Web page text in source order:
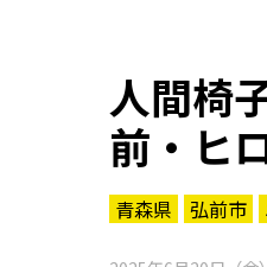
人間椅
前・ヒ
青森県 弘前市